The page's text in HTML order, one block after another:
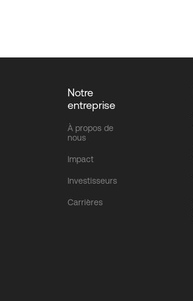
Notre
entreprise
À propos de
nous
Impact
Investisseurs
Carrières